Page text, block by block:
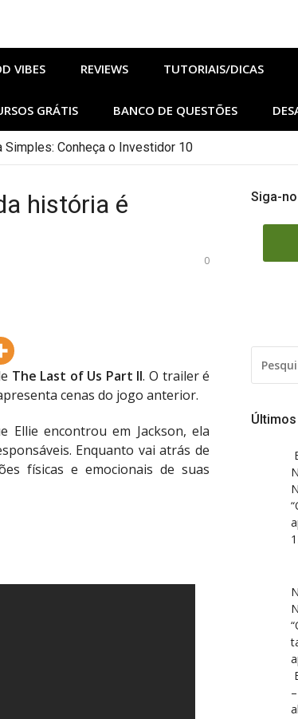
VIBES REVIEWS TUTORIAIS/DICAS
GRÁTIS BANCO DE QUESTÕES
Conheça o Investidor 10
Pura+ trazem ação e suspense
Casa do Dragão e Mais! [Filmes/Séries/
SP: Nestlé Abre 100 Vagas
e anuncia Buq Care 2026
inglês assistindo TV no inverno
história é
0
The Last of Us Part II. O trailer é
cenas do jogo anterior.
encontrou em Jackson, ela
Enquanto vai atrás de
físicas e emocionais de suas
Siga-
POR:
“
“